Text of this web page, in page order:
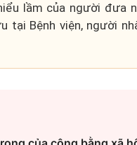
lầm của người đưa
tại Bệnh viện, người